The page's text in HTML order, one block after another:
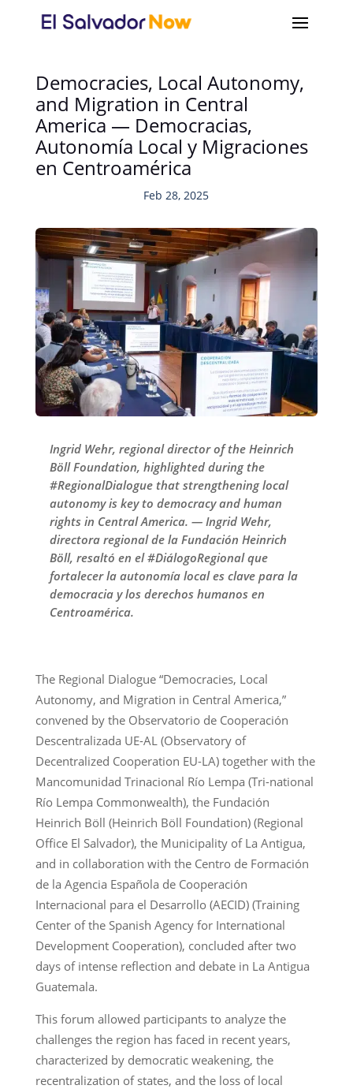
Democracies, Local Autonomy,
and Migration in Central
America — Democracias,
Autonomía Local y Migraciones
en Centroamérica
Feb 28, 2025
Ingrid Wehr, regional director of the Heinrich
Böll Foundation, highlighted during the
#RegionalDialogue that strengthening local
autonomy is key to democracy and human
rights in Central America. — Ingrid Wehr,
directora regional de la Fundación Heinrich
Böll, resaltó en el #DiálogoRegional que
fortalecer la autonomía local es clave para la
democracia y los derechos humanos en
Centroamérica.
The Regional Dialogue “Democracies, Local
Autonomy, and Migration in Central America,”
convened by the Observatorio de Cooperación
Descentralizada UE-AL (Observatory of
Decentralized Cooperation EU-LA) together with the
Mancomunidad Trinacional Río Lempa (Tri-national
Río Lempa Commonwealth), the Fundación
Heinrich Böll (Heinrich Böll Foundation) (Regional
Office El Salvador), the Municipality of La Antigua,
and in collaboration with the Centro de Formación
de la Agencia Española de Cooperación
Internacional para el Desarrollo (AECID) (Training
Center of the Spanish Agency for International
Development Cooperation), concluded after two
days of intense reflection and debate in La Antigua
Guatemala.
This forum allowed participants to analyze the
challenges the region has faced in recent years,
characterized by democratic weakening, the
recentralization of states, and the loss of local